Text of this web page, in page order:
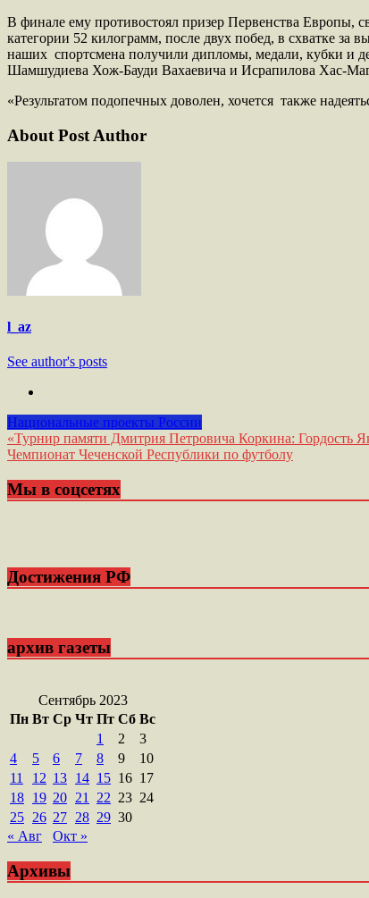
В финале ему противостоял призер Первенства Европы,
категории 52 килограмм, после двух побед, в схватке за
наших спортсмена получили дипломы, медали, кубки и
Шамшудиева Хож-Бауди Вахаевича и Исрапилова Хас-
«Результатом подопечных доволен, хочется также
About Post Author
l_az
See author's posts
Национальные проекты России
Навигация
по
записям
«Турнир памяти Дмитрия Петровича Коркина: Гордость
Чемпионат Чеченской Республики по футболу
Мы в соцсетях
Достижения РФ
архив газеты
Сентябрь 2023
Пн Вт Ср Чт Пт Сб Вс
1
2
3
4
5 6 7 8 9
10
11
12 13 14 15 16 17
18 19 20 21 22 23 24
25 26 27 28 29 30
« Авг
Окт »
Архивы